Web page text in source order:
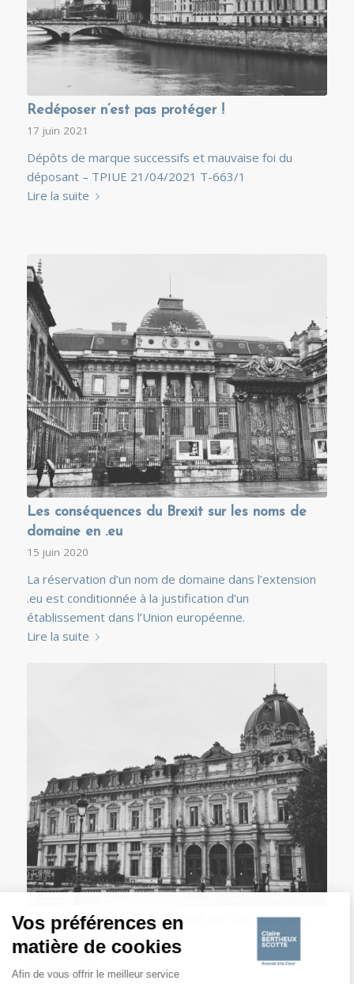
Redéposer n’est pas protéger !
17 juin 2021
Dépôts de marque successifs et mauvaise foi du
déposant – TPIUE 21/04/2021 T-663/1
Lire la suite
Les conséquences du Brexit sur les noms de
domaine en .eu
15 juin 2020
La réservation d’un nom de domaine dans l’extension
.eu est conditionnée à la justification d’un
établissement dans l’Union européenne.
Lire la suite
Les conséquences du Brexit sur les marques
de l’Union européenne